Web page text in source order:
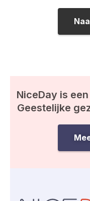
NiceDay is
Geestelijke